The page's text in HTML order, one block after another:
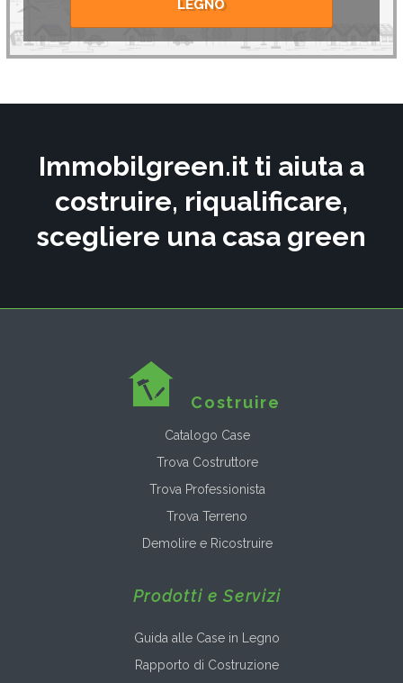
LEGNO
Immobilgreen.it ti aiuta a
costruire, riqualificare,
scegliere una casa green
Costruire
Catalogo Case
Trova Costruttore
Trova Professionista
Trova Terreno
Demolire e Ricostruire
Prodotti e Servizi
Guida alle Case in Legno
Rapporto di Costruzione